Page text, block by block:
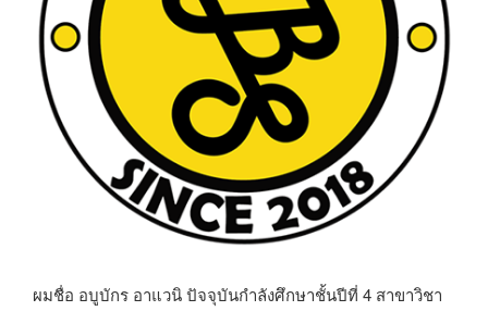
ผมชื่อ อบูบักร อาแวนิ ปัจจุบันกำลังศึกษาชั้นปีที่ 4 สาขาวิชา